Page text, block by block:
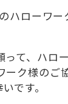
ハローワ
て、ハロ
ク様のご
です。